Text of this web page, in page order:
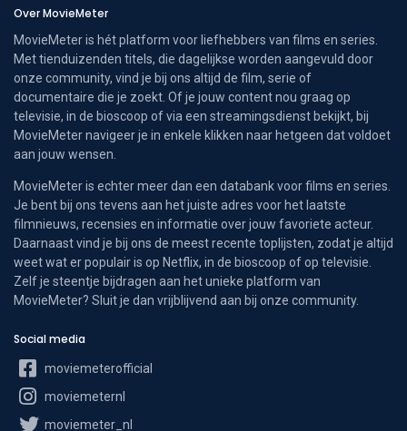
Over MovieMeter
MovieMeter is hét platform voor liefhebbers van films en series.
Met tienduizenden titels, die dagelijkse worden aangevuld door
onze community, vind je bij ons altijd de film, serie of
documentaire die je zoekt. Of je jouw content nou graag op
televisie, in de bioscoop of via een streamingsdienst bekijkt, bij
MovieMeter navigeer je in enkele klikken naar hetgeen dat voldoet
aan jouw wensen.
MovieMeter is echter meer dan een databank voor films en series.
Je bent bij ons tevens aan het juiste adres voor het laatste
filmnieuws, recensies en informatie over jouw favoriete acteur.
Daarnaast vind je bij ons de meest recente toplijsten, zodat je altijd
weet wat er populair is op Netflix, in de bioscoop of op televisie.
Zelf je steentje bijdragen aan het unieke platform van
MovieMeter? Sluit je dan vrijblijvend aan bij onze community.
Social media
moviemeterofficial
moviemeternl
moviemeter_nl